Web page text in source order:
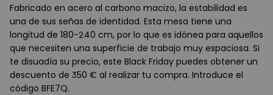
Fabricado en acero al carbono macizo, la estabilidad es
una de sus señas de identidad. Esta mesa tiene una
longitud de 180-240 cm, por lo que es idónea para aquellos
que necesiten una superficie de trabajo muy espaciosa. Si
te disuadía su precio, este Black Friday puedes obtener un
descuento de 350 € al realizar tu compra. Introduce el
código BFE7Q.